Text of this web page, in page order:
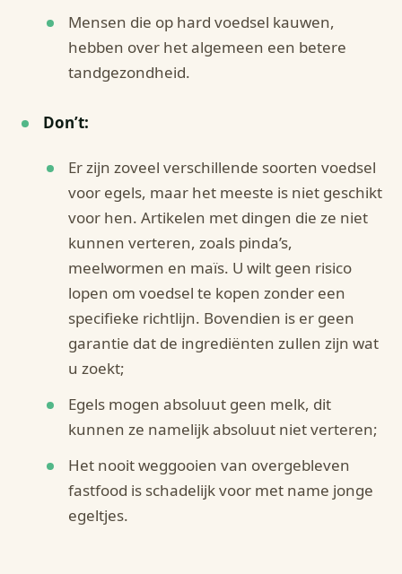
Mensen die op hard voedsel kauwen,
hebben over het algemeen een betere
tandgezondheid.
Don’t:
Er zijn zoveel verschillende soorten voedsel
voor egels, maar het meeste is niet geschikt
voor hen. Artikelen met dingen die ze niet
kunnen verteren, zoals pinda’s,
meelwormen en maïs. U wilt geen risico
lopen om voedsel te kopen zonder een
specifieke richtlijn. Bovendien is er geen
garantie dat de ingrediënten zullen zijn wat
u zoekt;
Egels mogen absoluut geen melk, dit
kunnen ze namelijk absoluut niet verteren;
Het nooit weggooien van overgebleven
fastfood is schadelijk voor met name jonge
egeltjes.